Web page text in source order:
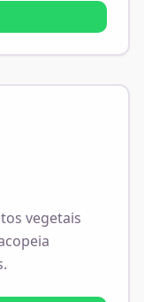
vegetais